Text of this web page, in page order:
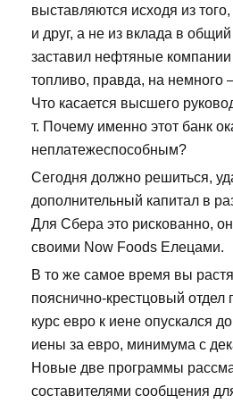
выставляются исходя из
и друг, а не из вклада в
заставил нефтяные
топливо, правда, на
Что касается высшего
т. Почему именно этот банк
неплатежеспособным?
Сегодня должно решиться,
дополнительный капитал в
Для Сбера это рискованно,
своими Now Foods Елецами.
В то же самое время вы
пояснично-крестцовый отдел
курс евро к иене опускался
иены за евро, минимума с
Новые две программы
составителями сообщения